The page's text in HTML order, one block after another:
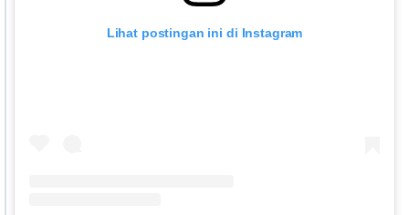
Lihat postingan ini di Instagram